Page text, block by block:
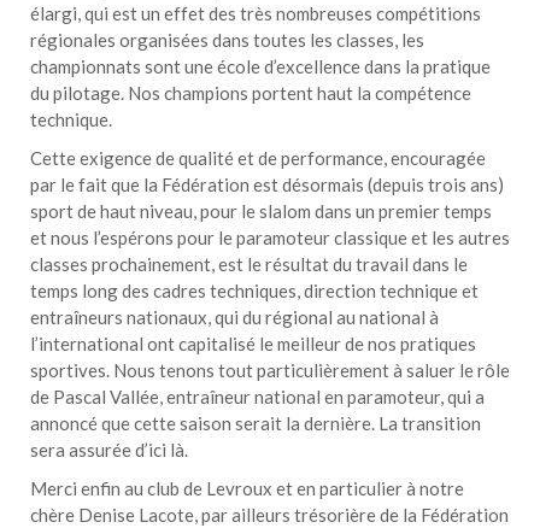
élargi, qui est un effet des très nombreuses compétitions
régionales organisées dans toutes les classes, les
championnats sont une école d’excellence dans la pratique
du pilotage. Nos champions portent haut la compétence
technique.
Cette exigence de qualité et de performance, encouragée
par le fait que la Fédération est désormais (depuis trois ans)
sport de haut niveau, pour le slalom dans un premier temps
et nous l’espérons pour le paramoteur classique et les autres
classes prochainement, est le résultat du travail dans le
temps long des cadres techniques, direction technique et
entraîneurs nationaux, qui du régional au national à
l’international ont capitalisé le meilleur de nos pratiques
sportives. Nous tenons tout particulièrement à saluer le rôle
de Pascal Vallée, entraîneur national en paramoteur, qui a
annoncé que cette saison serait la dernière. La transition
sera assurée d’ici là.
Merci enfin au club de Levroux et en particulier à notre
chère Denise Lacote, par ailleurs trésorière de la Fédération